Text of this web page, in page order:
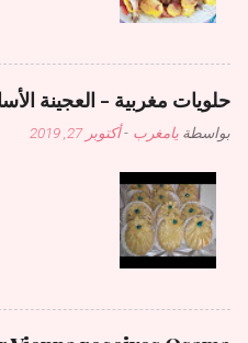
حلويات مغربية - العجينة
بواسطة يامغرب -أكتوبر 27, 2019